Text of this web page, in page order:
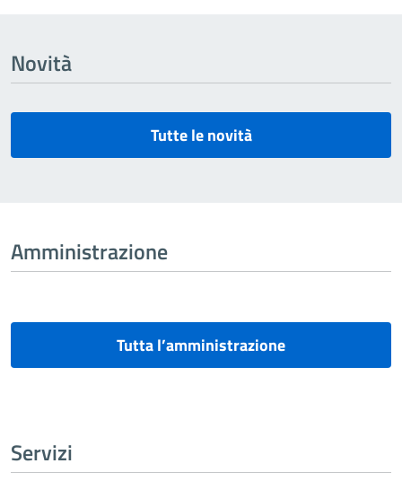
Novità
Tutte le novità
Amministrazione
Tutta l’amministrazione
Servizi